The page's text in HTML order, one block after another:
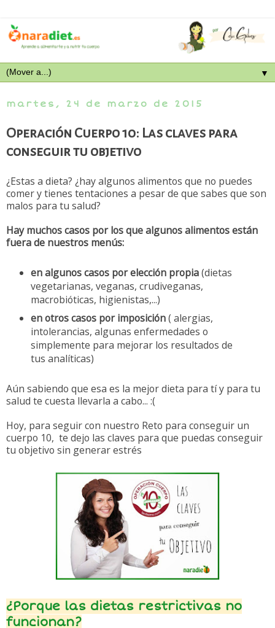
▼
martes, 24 de marzo de 2015
Operación Cuerpo 10: Las claves para
conseguir tu objetivo
¿Estas a dieta? ¿hay algunos alimentos que no puedes
comer y tienes tentaciones a pesar de que sabes que son
malos para tu salud?
Hay muchos casos por los que algunos alimentos están
fuera de nuestros menús:
en algunos casos por elección propia(dietas
vegetarianas, veganas, crudiveganas,
macrobióticas, higienistas,...)
en otros casos por imposición( alergias,
intolerancias, algunas enfermedades o
simplemente para mejorar los resultados de
tus analíticas)
Aún sabiendo que esa es la mejor dieta para tí y para tu
salud te cuesta llevarla a cabo... :(
Hoy, para seguir con nuestro Reto para conseguir un
cuerpo 10, te dejo las claves para que puedas conseguir
tu objetivo sin generar estrés
¿Porque las dietas restrictivas no
funcionan?